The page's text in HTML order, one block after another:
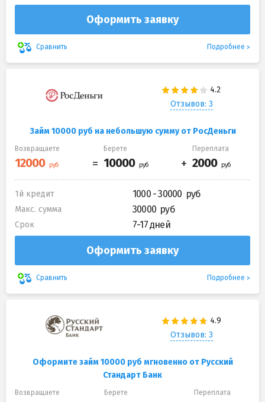
Оформить заявку
Сравнить Подробнее
Отзывов: 3
Займ 10000 руб на небольшую сумму от РосДеньги
Возвращаете Берете Переплата
1й кредит 1000 - 30000
Макс. сумма 30000
Срок 7-17 дней
Оформить заявку
Сравнить Подробнее
Отзывов: 3
Оформите займ 10000 руб мгновенно от Русский
Стандарт Банк
Возвращаете Берете Переплата